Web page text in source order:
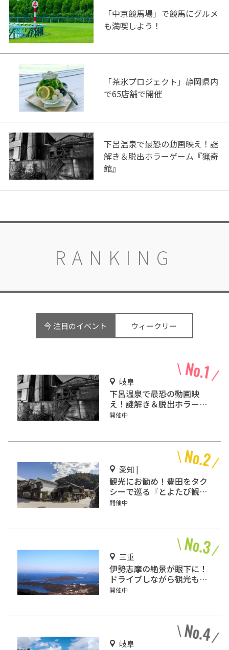
「中京競馬場」で競馬にグルメ
も満喫しよう！
「茶氷プロジェクト」静岡県内
で65店舗で開催
下呂温泉で最恐の動画映え！謎
解き＆脱出ホラーゲーム『猟奇
館』
RANKING
今 注目のイベント ウィークリー
岐阜
下呂温泉で最恐の動画映
え！謎解き＆脱出ホラーゲ
ーム『猟奇館』
開催中
愛知 |
観光にお勧め！豊田をタク
シーで巡る『とよたび観光
タクシー』がサービス開
開催中
三重
伊勢志摩の絶景が眼下に！
ドライブしながら観光もで
きる「伊勢志摩スカイライ
開催中
岐阜